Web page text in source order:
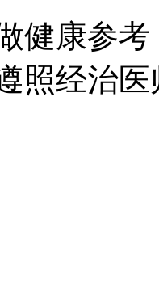
健康参
照经治医